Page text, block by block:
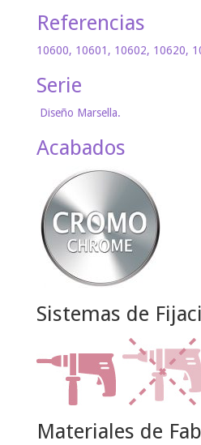
Referencias
10600, 10601, 10602, 10620,
Serie
Diseño Marsella.
Acabados
Sistemas de
Materiales de